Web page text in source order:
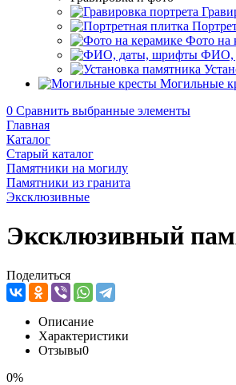
Фото на
ФИО,
Могильные
0 Сравнить выбранные элементы
Главная
Каталог
Старый каталог
Памятники на могилу
Памятники из гранита
Эксклюзивные
Эксклюзивный
Поделиться
Описание
Характеристики
Отзывы0
0%